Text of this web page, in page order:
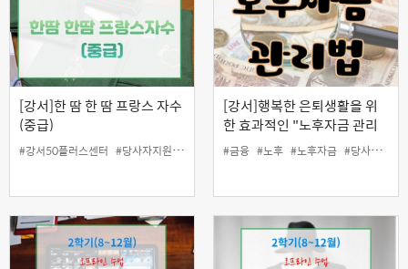
[강서]한 땀 한 땀 프랑스 자수
(중급)
#강서50플러스센터 #당사자지원 #여가 #인생설계 #일활동지원 #취미 #프랑스
[강서]행복한 은퇴생활을 위
한 효과적인 "노후자금 관리
법"
#금융 #노후 #노후자금 #당사자지원